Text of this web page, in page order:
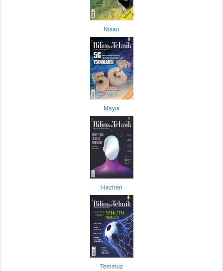
Nisan
Mayıs
Haziran
Temmuz